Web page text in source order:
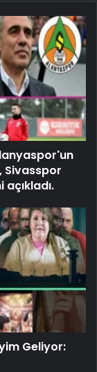
Sivasspor
Geliyor: